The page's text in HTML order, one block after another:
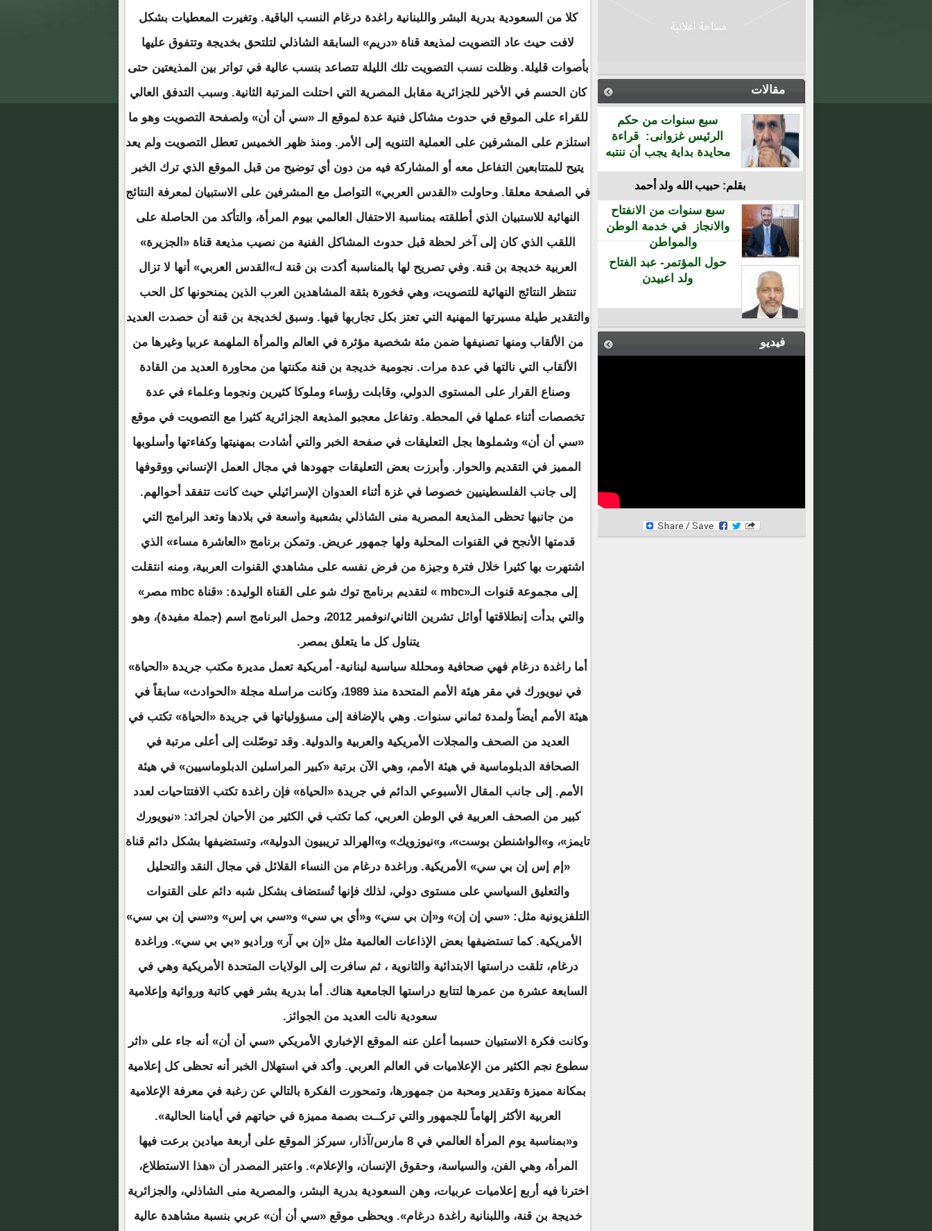
مقالات
سبع سنوات من حكم
الرئيس غزوانى: قراءة
محايدة بداية يجب أن ننتبه
بقلم: حبيب الله ولد أحمد
سبع سنوات من الانفتاح
والانجاز في خدمة الوطن
والمواطن
حول المؤتمر- عبد الفتاح
ولد اعبيدن
فيديو
كلا من السعودية بدرية البشر واللبنانية راغدة درغام النسب الباقية. وتغيرت المعطيات بشكل
لافت حيث عاد التصويت لمذيعة قناة «دريم» السابقة الشاذلي لتلتحق بخديجة وتتفوق عليها
بأصوات قليلة. وظلت نسب التصويت تلك الليلة تتصاعد بنسب عالية في تواتر بين المذيعتين حتى
كان الحسم في الأخير للجزائرية مقابل المصرية التي احتلت المرتبة الثانية. وسبب التدفق العالي
للقراء على الموقع في حدوث مشاكل فنية عدة لموقع الـ «سي أن أن» ولصفحة التصويت وهو ما
استلزم على المشرفين على العملية التنويه إلى الأمر. ومنذ ظهر الخميس تعطل التصويت ولم يعد
يتيح للمتتابعين التفاعل معه أو المشاركة فيه من دون أي توضيح من قبل الموقع الذي ترك الخبر
في الصفحة معلقا. وحاولت «القدس العربي» التواصل مع المشرفين على الاستبيان لمعرفة النتائج
النهائية للاستبيان الذي أطلقته بمناسبة الاحتفال العالمي بيوم المرأة، والتأكد من الحاصلة على
اللقب الذي كان إلى آخر لحظة قبل حدوث المشاكل الفنية من نصيب مذيعة قناة «الجزيرة»
العربية خديجة بن قنة. وفي تصريح لها بالمناسبة أكدت بن قنة لـ»القدس العربي» أنها لا تزال
تنتظر النتائج النهائية للتصويت، وهي فخورة بثقة المشاهدين العرب الذين يمنحونها كل الحب
والتقدير طيلة مسيرتها المهنية التي تعتز بكل تجاربها فيها. وسبق لخديجة بن قنة أن حصدت العديد
من الألقاب ومنها تصنيفها ضمن مئة شخصية مؤثرة في العالم والمرأة الملهمة عربيا وغيرها من
الألقاب التي نالتها في عدة مرات. نجومية خديجة بن قنة مكنتها من محاورة العديد من القادة
وصناع القرار على المستوى الدولي، وقابلت رؤساء وملوكا كثيرين ونجوما وعلماء في عدة
تخصصات أثناء عملها في المحطة. وتفاعل معجبو المذيعة الجزائرية كثيرا مع التصويت في موقع
«سي أن أن» وشملوها بجل التعليقات في صفحة الخبر والتي أشادت بمهنيتها وكفاءتها وأسلوبها
المميز في التقديم والحوار. وأبرزت بعض التعليقات جهودها في مجال العمل الإنساني ووقوفها
إلى جانب الفلسطينيين خصوصا في غزة أثناء العدوان الإسرائيلي حيث كانت تتفقد أحوالهم.
من جانبها تحظى المذيعة المصرية منى الشاذلي بشعبية واسعة في بلادها وتعد البرامج التي
قدمتها الأنجح في القنوات المحلية ولها جمهور عريض. وتمكن برنامج «العاشرة مساء» الذي
اشتهرت بها كثيرا خلال فترة وجيزة من فرض نفسه على مشاهدي القنوات العربية، ومنه انتقلت
إلى مجموعة قنوات الـ«mbc » لتقديم برنامج توك شو على القناة الوليدة: «قناة mbc مصر»
والتي بدأت إنطلاقتها أوائل تشرين الثاني/نوفمبر 2012، وحمل البرنامج اسم (جملة مفيدة)، وهو
يتناول كل ما يتعلق بمصر.
أما راغدة درغام فهي صحافية ومحللة سياسية لبنانية- أمريكية تعمل مديرة مكتب جريدة «الحياة»
في نيويورك في مقر هيئة الأمم المتحدة منذ 1989، وكانت مراسلة مجلة «الحوادث» سابقاً في
هيئة الأمم أيضاً ولمدة ثماني سنوات. وهي بالإضافة إلى مسؤولياتها في جريدة «الحياة» تكتب في
العديد من الصحف والمجلات الأمريكية والعربية والدولية. وقد توصّلت إلى أعلى مرتبة في
الصحافة الدبلوماسية في هيئة الأمم، وهي الآن برتبة «كبير المراسلين الدبلوماسيين» في هيئة
الأمم. إلى جانب المقال الأسبوعي الدائم في جريدة «الحياة» فإن راغدة تكتب الافتتاحيات لعدد
كبير من الصحف العربية في الوطن العربي، كما تكتب في الكثير من الأحيان لجرائد: «نيويورك
تايمز»، و»الواشنطن بوست»، و»نيوزويك» و»الهرالد تريبيون الدولية»، وتستضيفها بشكل دائم قناة
«إم إس إن بي سي» الأمريكية. وراغدة درغام من النساء القلائل في مجال النقد والتحليل
والتعليق السياسي على مستوى دولي، لذلك فإنها تُستضاف بشكل شبه دائم على القنوات
التلفزيونية مثل: «سي إن إن» و«إن بي سي» و«أي بي سي» و«سي بي إس» و«سي إن بي سي»
الأمريكية. كما تستضيفها بعض الإذاعات العالمية مثل «إن بي آر» وراديو «بي بي سي». وراغدة
درغام، تلقت دراستها الابتدائية والثانوية ، ثم سافرت إلى الولايات المتحدة الأمريكية وهي في
السابعة عشرة من عمرها لتتابع دراستها الجامعية هناك. أما بدرية بشر فهي كاتبة وروائية وإعلامية
سعودية نالت العديد من الجوائز.
وكانت فكرة الاستبيان حسبما أعلن عنه الموقع الإخباري الأمريكي «سي أن أن» أنه جاء على «اثر
سطوع نجم الكثير من الإعلاميات في العالم العربي. وأكد في استهلال الخبر أنه تحظى كل إعلامية
بمكانة مميزة وتقدير ومحبة من جمهورها، وتمحورت الفكرة بالتالي عن رغبة في معرفة الإعلامية
العربية الأكثر إلهاماً للجمهور والتي تركــت بصمة مميزة في حياتهم في أيامنا الحالية».
و«بمناسبة يوم المرأة العالمي في 8 مارس/آذار، سيركز الموقع على أربعة ميادين برعت فيها
المرأة، وهي الفن، والسياسة، وحقوق الإنسان، والإعلام». واعتبر المصدر أن «هذا الاستطلاع،
اخترنا فيه أربع إعلاميات عربيات، وهن السعودية بدرية البشر، والمصرية منى الشاذلي، والجزائرية
خديجة بن قنة، واللبنانية راغدة درغام». ويحظى موقع «سي أن أن» عربي بنسبة مشاهدة عالية